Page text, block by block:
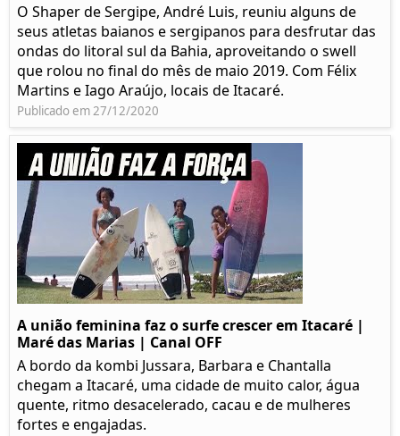
O Shaper de Sergipe, André Luis, reuniu alguns de
seus atletas baianos e sergipanos para desfrutar das
ondas do litoral sul da Bahia, aproveitando o swell
que rolou no final do mês de maio 2019. Com Félix
Martins e Iago Araújo, locais de Itacaré.
Publicado em 27/12/2020
A união feminina faz o surfe crescer em Itacaré |
Maré das Marias | Canal OFF
A bordo da kombi Jussara, Barbara e Chantalla
chegam a Itacaré, uma cidade de muito calor, água
quente, ritmo desacelerado, cacau e de mulheres
fortes e engajadas.